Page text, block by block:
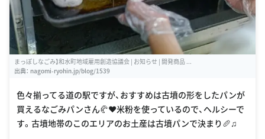
まっぽしなごみ】和水町地域雇用創造協議会 | お知らせ | 開発商品 ...
出典： nagomi-ryohin.jp/blog/1539
色々揃ってる道の駅ですが、おすすめは古墳の形をしたパンが
買えるなごみパンさん🥐❤️米粉を使っているので、ヘルシーで
す。古墳地帯のこのエリアのお土産は古墳パンで決まり🥖♫